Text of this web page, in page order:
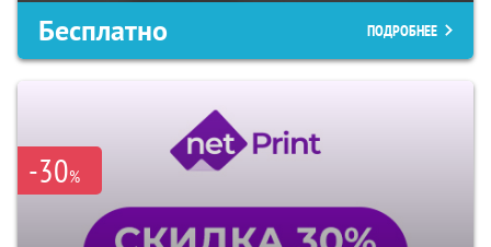
Бесплатно ПОДРОБНЕЕ
-30%